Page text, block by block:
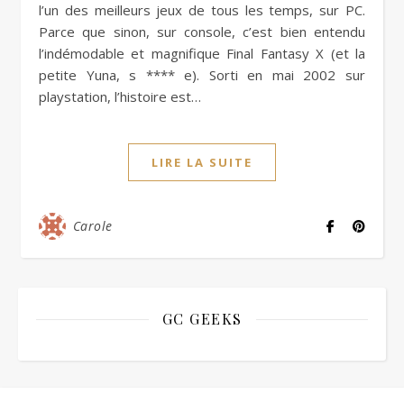
l’un des meilleurs jeux de tous les temps, sur PC.
Parce que sinon, sur console, c’est bien entendu
l’indémodable et magnifique Final Fantasy X (et la
petite Yuna, s **** e). Sorti en mai 2002 sur
playstation, l’histoire est…
LIRE LA SUITE
Carole
GC GEEKS